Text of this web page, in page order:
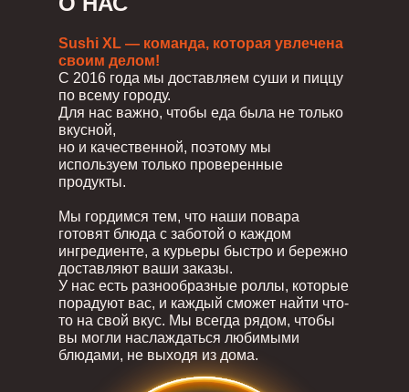
Sushi XL — команда, которая увлечена
своим делом!
С 2016 года мы доставляем суши и пиццу
по всему городу.
Для нас важно, чтобы еда была не только
вкусной,
но и качественной, поэтому мы
используем только проверенные
продукты.
Мы гордимся тем, что наши повара
готовят блюда с заботой о каждом
ингредиенте, а курьеры быстро и бережно
доставляют ваши заказы.
У нас есть разнообразные роллы, которые
порадуют вас, и каждый сможет найти что-
то на свой вкус. Мы всегда рядом, чтобы
вы могли наслаждаться любимыми
блюдами, не выходя из дома.